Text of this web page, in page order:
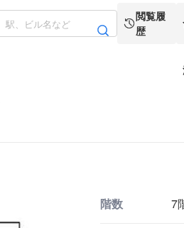
閲覧履
歴
階数 7